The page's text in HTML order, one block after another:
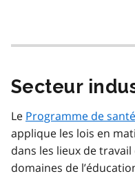
Secteur
Le Programme de
applique les lois en
dans les lieux de
domaines de